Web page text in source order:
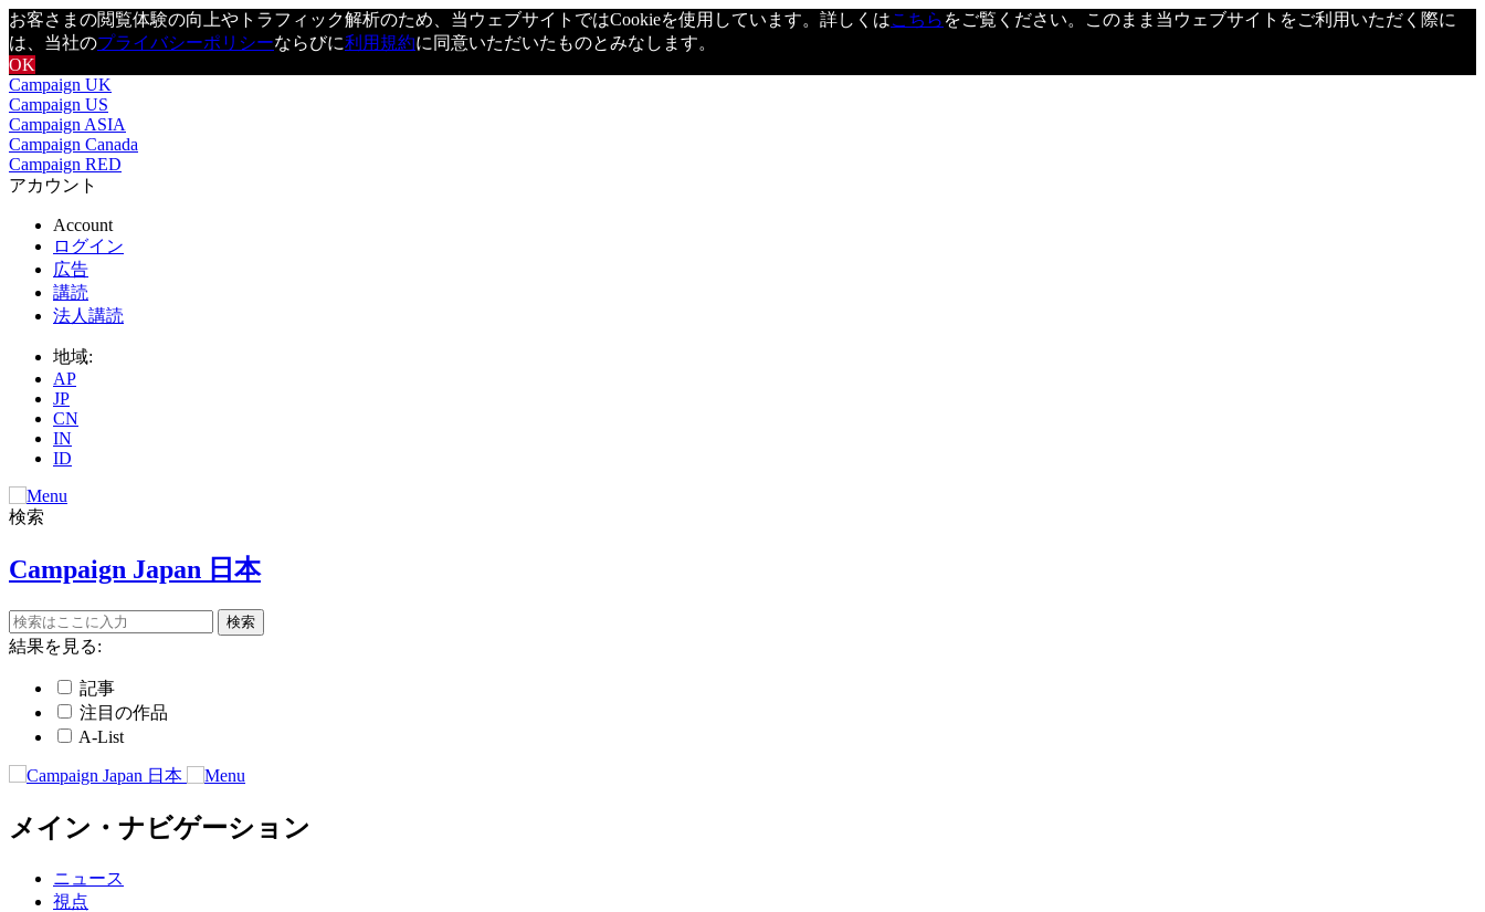
お客さまの閲覧体験の向上やトラフィック解析のため、当ウェブサイトではCookieを使用しています。詳しくはこちら をご覧ください。このまま当ウェブサイトをご利用いただく際に
は、当社のプライバシーポリシーならびに利用規約に同意いただいたものとみなします。
OK
Campaign UK
Campaign US
Campaign ASIA
Campaign Canada
Campaign RED
アカウント
Account
ログイン
広告
講読
法人講読
地域:
AP
JP
CN
IN
ID
検索
Campaign Japan 日本
結果を見る:
記事
注目の作品
A-List
メイン・ナビゲーション
ニュース
視点